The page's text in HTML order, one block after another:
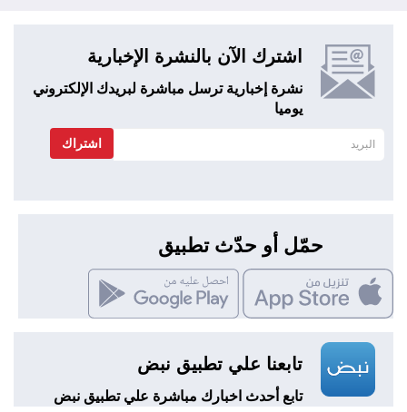
اشترك الآن بالنشرة الإخبارية
نشرة إخبارية ترسل مباشرة لبريدك الإلكتروني
يوميا
اشتراك
حمّل أو حدّث تطبيق
تابعنا علي تطبيق نبض
تابع أحدث اخبارك مباشرة علي تطبيق نبض